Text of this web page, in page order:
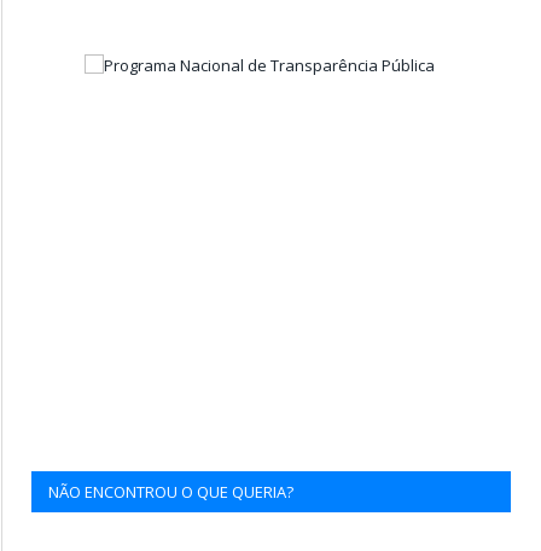
NÃO ENCONTROU O QUE QUERIA?